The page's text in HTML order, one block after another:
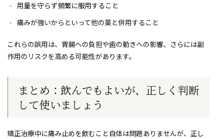
用量を守らず頻繁に服用すること
痛みが強いからといって他の薬と併用すること
これらの誤用は、胃腸への負担や歯の動きへの影響、さらには副
作用のリスクを高める可能性があります。
まとめ：飲んでもよいが、正しく判断
して使いましょう
矯正治療中に痛み止めを飲むこと自体は問題ありませんが、正し